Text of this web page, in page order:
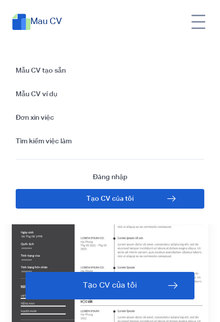
Mau CV
Mẫu CV tạo sẵn
Mẫu CV ví dụ
Đơn xin việc
Tìm kiếm việc làm
Đăng nhập
Tạo CV của tôi
Hướng dẫn viết CV
và cách xin việc tại
New Zealand
Tạo CV của tôi